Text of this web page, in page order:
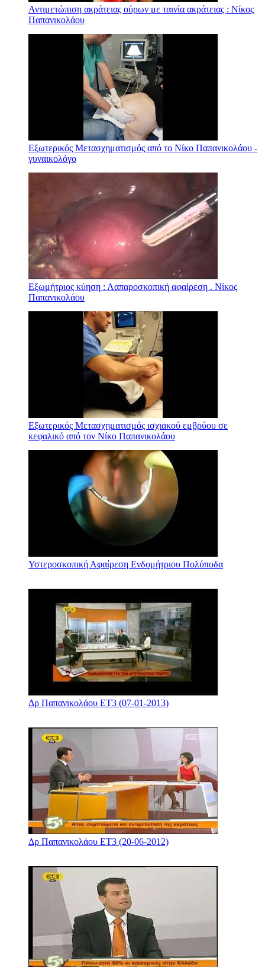
Αντιμετώπιση ακράτειας ούρων με ταινία ακράτειας : Νίκος
Παπανικολάου
Εξωτερικός Μετασχηματισμός από το Νίκο Παπανικολάου -
γυναικολόγο
Εξωμήτριος κύηση : Λαπαροσκοπική αφαίρεση . Νίκος
Παπανικολάου
Εξωτερικός Μετασχηματισμός ισχιακού εμβρύου σε
κεφαλικό από τον Νίκο Παπανικολάου
Υστεροσκοπική Αφαίρεση Ενδομήτριου Πολύποδα
Δρ Παπανικολάου ΕΤ3 (07-01-2013)
Δρ Παπανικολάου ΕΤ3 (20-06-2012)